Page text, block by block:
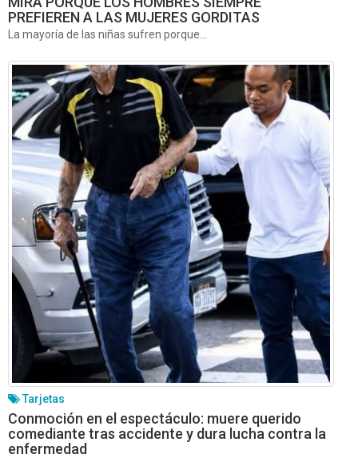
PREFIEREN A LAS MUJERES GORDITAS
La mayoría de las niñas sufren porque...
Tarjetas
Conmoción en el espectáculo: muere querido
comediante tras accidente y dura lucha contra la
enfermedad